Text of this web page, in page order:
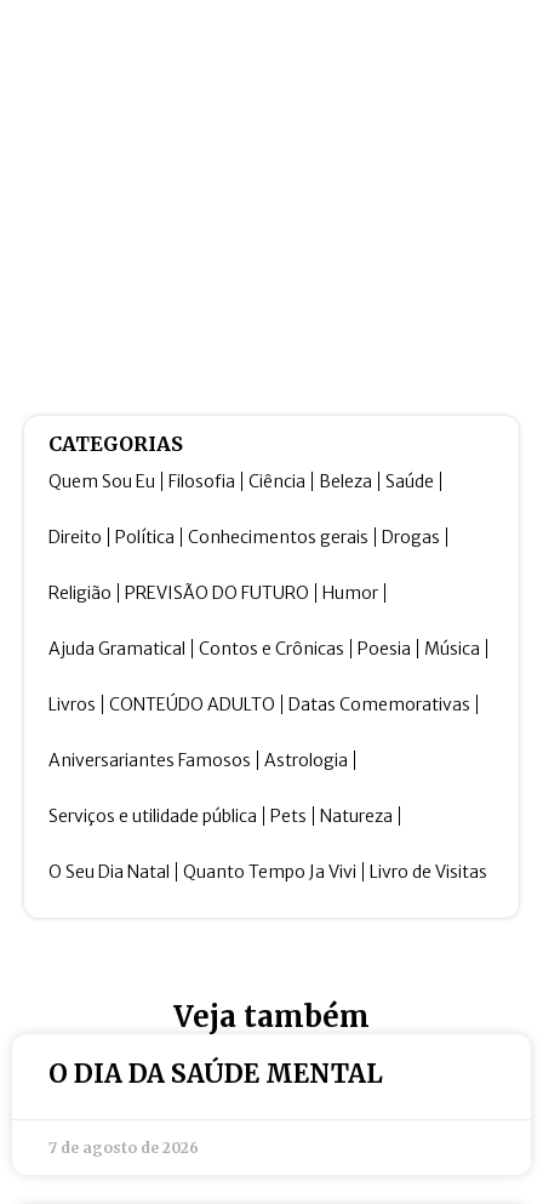
CATEGORIAS
Quem Sou Eu Filosofia Ciência Beleza Saúde
Direito Política Conhecimentos gerais Drogas
Religião PREVISÃO DO FUTURO Humor
Ajuda Gramatical Contos e Crônicas Poesia Música
Livros CONTEÚDO ADULTO Datas Comemorativas
Aniversariantes Famosos Astrologia
Serviços e utilidade pública Pets Natureza
O Seu Dia Natal Quanto Tempo Ja Vivi Livro de Visitas
Veja também
O DIA DA SAÚDE MENTAL
7 de agosto de 2026